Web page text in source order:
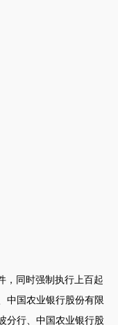
，同时强制执行上百起
中国农业银行股份有限
分行
中国农业银行股